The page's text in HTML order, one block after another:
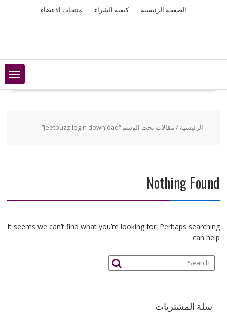
الصفحة الرئيسية كيفية الشراء منتجات الاعضاء
الرئيسية / مقالات تحت الوسم “jeetbuzz login download”
Nothing Found
It seems we can’t find what you’re looking for. Perhaps searching
can help.
سلة المشتريات